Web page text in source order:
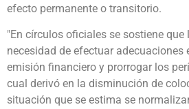
efecto permanente o transitorio.
"En círculos oficiales se sostiene
necesidad de efectuar adecuaciones
emisión financiero y prorrogar los
cual derivó en la disminución de
situación que se estima se